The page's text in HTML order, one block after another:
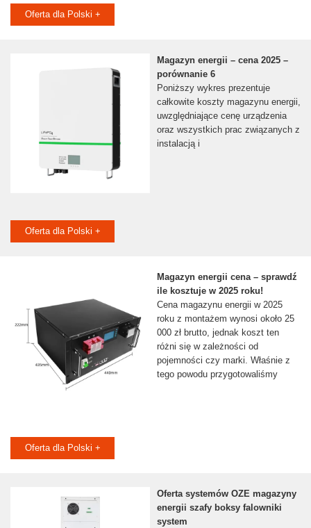
Oferta dla Polski +
Magazyn energii – cena 2025 –
porównanie 6
Poniższy wykres prezentuje
całkowite koszty magazynu energii,
uwzględniające cenę urządzenia
oraz wszystkich prac związanych z
instalacją i
Oferta dla Polski +
Magazyn energii cena – sprawdź
ile kosztuje w 2025 roku!
Cena magazynu energii w 2025
roku z montażem wynosi około 25
000 zł brutto, jednak koszt ten
różni się w zależności od
pojemności czy marki. Właśnie z
tego powodu przygotowaliśmy
Oferta dla Polski +
Oferta systemów OZE magazyny
energii szafy boksy falowniki
system